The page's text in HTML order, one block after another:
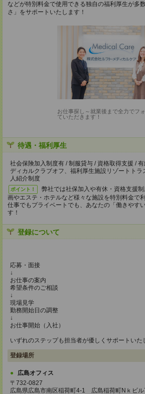
などが特別料金で使用できる独自の福利厚生が多
さ」をサポートいたします！
お仕事探し～就業後まで全力でフ
ていただきます！
待遇・福利厚生
社会保険加入制度有 / 制服貸与 / 資格取得支援 /
ディカルクラブオフ、福利厚生施設リゾートトラ
人紹介制度
ポイント！
弊社では社保加入や有休・資格支援
画やエステ・ホテルなど様々な施設を特別料金で
仕事でもプライベートでも、あなたの「働きやす
す！
登録について
応募・面接
↓
お仕事の案内
希望条件のご相談
↓
現場見学
勤務開始日の調整
↓
お仕事開始（入社）
いずれのステップも担当者が優しくサポートいた
登録場所
広島オフィス
〒732-0827
広島県広島市南区稲荷町4-1 広島稲荷町Nｋビル